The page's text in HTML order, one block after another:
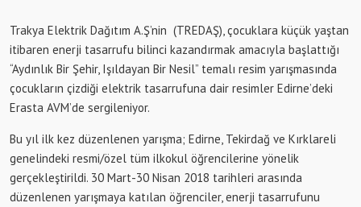
Trakya Elektrik Dağıtım A.Ş’nin (TREDAŞ), çocuklara küçük yaştan
itibaren enerji tasarrufu bilinci kazandırmak amacıyla başlattığı
“Aydınlık Bir Şehir, Işıldayan Bir Nesil” temalı resim yarışmasında
çocukların çizdiği elektrik tasarrufuna dair resimler Edirne’deki
Erasta AVM’de sergileniyor.
Bu yıl ilk kez düzenlenen yarışma; Edirne, Tekirdağ ve Kırklareli
genelindeki resmi/özel tüm ilkokul öğrencilerine yönelik
gerçekleştirildi. 30 Mart-30 Nisan 2018 tarihleri arasında
düzenlenen yarışmaya katılan öğrenciler, enerji tasarrufunu